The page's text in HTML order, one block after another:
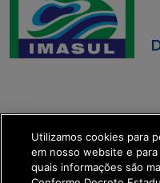
Executiva de
Transformação Digital
get_footer();
Utilizamos cookies para
em nosso website e
quais informações são